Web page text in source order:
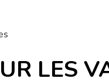
LES